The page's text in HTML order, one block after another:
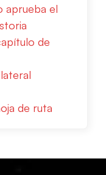
aprueba el
de
de ruta